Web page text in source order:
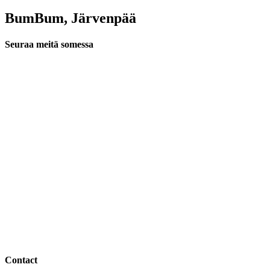
BumBum, Järvenpää
Seuraa meitä somessa
Contact